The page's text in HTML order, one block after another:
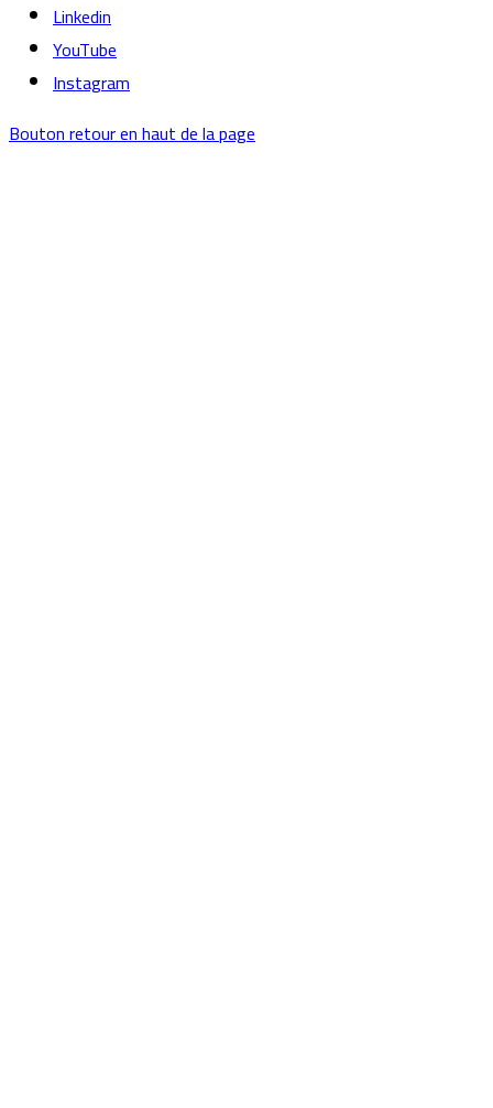
Linkedin
YouTube
Instagram
Bouton retour en haut de la page